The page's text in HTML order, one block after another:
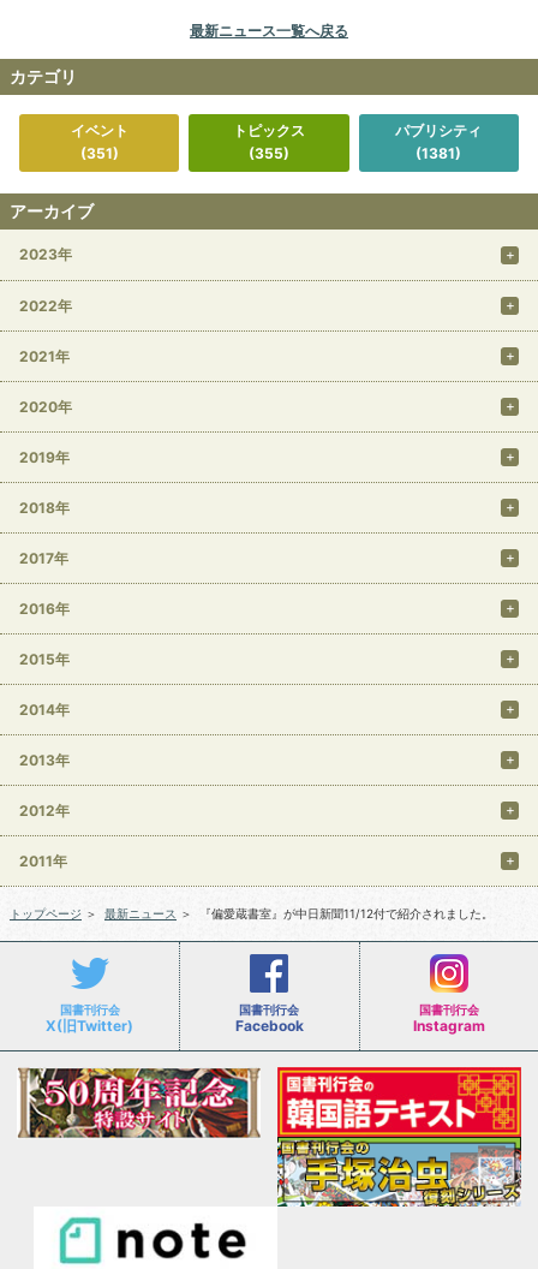
最新ニュース一覧へ戻る
カテゴリ
イベント
(351)
トピックス
(355)
パブリシティ
(1381)
アーカイブ
2023年
2022年
2021年
2020年
2019年
2018年
2017年
2016年
2015年
2014年
2013年
2012年
2011年
トップページ ＞ 最新ニュース ＞ 『偏愛蔵書室』が中日新聞11/12付で紹介されました。
国書刊行会
X(旧Twitter)
国書刊行会
Facebook
国書刊行会
Instagram